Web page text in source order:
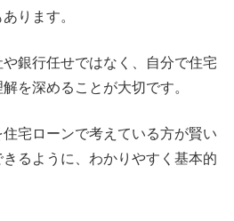
ります。
銀行任せではなく、自分で住宅
を深めることが大切です。
宅ローンで考えている方が賢い
るように、わかりやすく基本的